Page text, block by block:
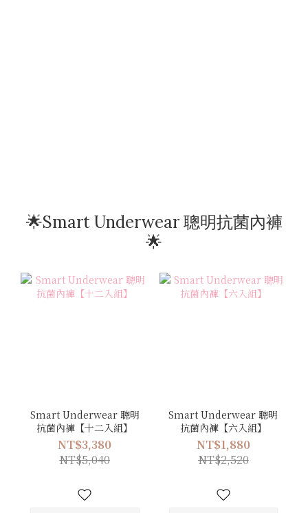
🌟Smart Underwear 聰明抗菌內褲
🌟
Smart Underwear 聰明
抗菌內褲【十二入組】
NT$3,380
NT$5,040
Smart Underwear 聰明
抗菌內褲【六入組】
NT$1,880
NT$2,520